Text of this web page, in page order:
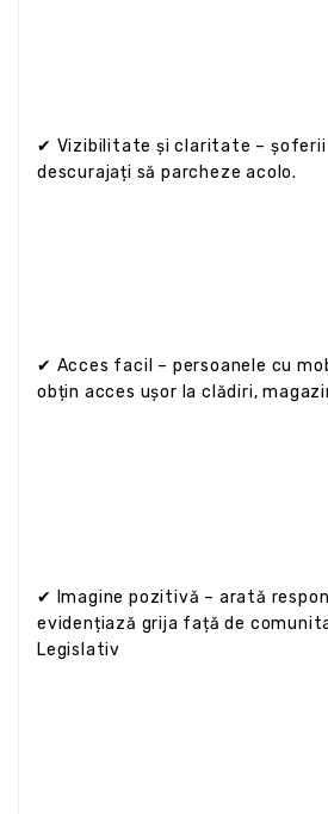
✔ Vizibilitate și claritate –
descurajați să parcheze acolo.
✔ Acces facil – persoanele cu
obțin acces ușor la clădiri,
✔ Imagine pozitivă – arată
evidențiază grija față de
Legislativ